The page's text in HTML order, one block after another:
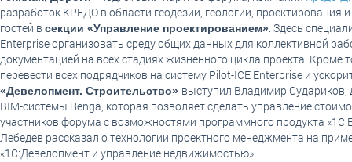
разработок КРЕДО в области геодезии, геологии,
гостей в секции «Управление проектированием». Здесь
Enterprise организовать среду общих данных для коллективной
документацией на всех стадиях жизненного цикла проекта.
перевести всех подрядчиков на систему Pilot-ICE Enterprise и
«Девелопмент. Строительство» выступил Владимир Судариков,
BIM-системы Renga, которая позволяет сделать управление
участников форума с возможностями программного продукта
Лебедев рассказал о технологии проектного менеджмента на
«1С:Девелопмент и управление недвижимостью».